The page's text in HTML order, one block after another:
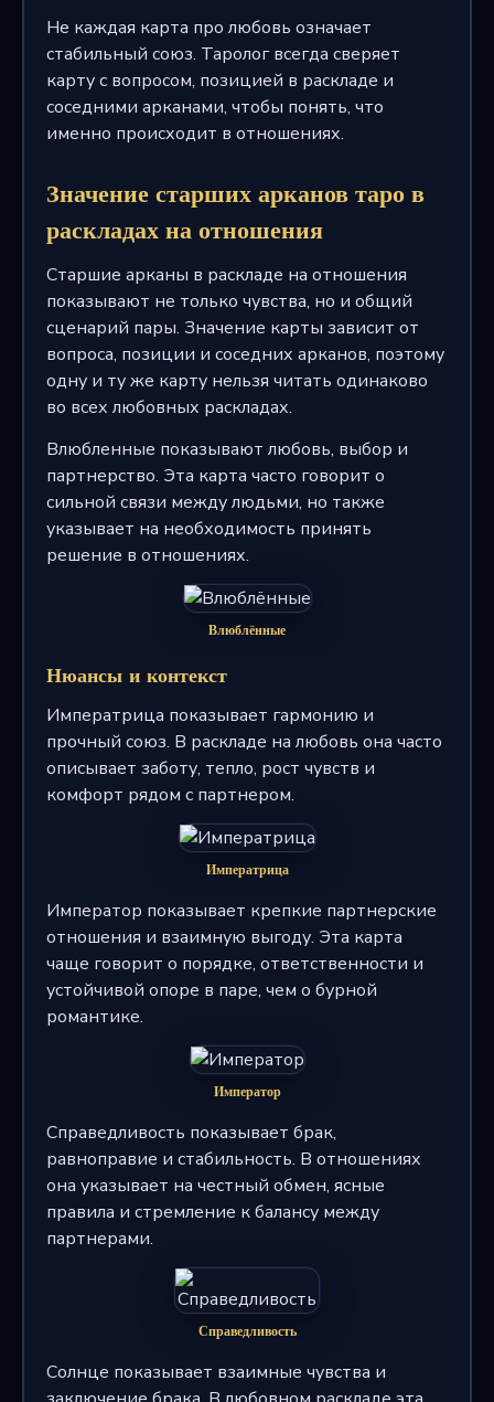
Не каждая карта про любовь означает
стабильный союз. Таролог всегда сверяет
карту с вопросом, позицией в раскладе и
соседними арканами, чтобы понять, что
именно происходит в отношениях.
Значение старших арканов таро в
раскладах на отношения
Старшие арканы в раскладе на отношения
показывают не только чувства, но и общий
сценарий пары. Значение карты зависит от
вопроса, позиции и соседних арканов, поэтому
одну и ту же карту нельзя читать одинаково
во всех любовных раскладах.
Влюбленные показывают любовь, выбор и
партнерство. Эта карта часто говорит о
сильной связи между людьми, но также
указывает на необходимость принять
решение в отношениях.
Влюблённые
Нюансы и контекст
Императрица показывает гармонию и
прочный союз. В раскладе на любовь она часто
описывает заботу, тепло, рост чувств и
комфорт рядом с партнером.
Императрица
Император показывает крепкие партнерские
отношения и взаимную выгоду. Эта карта
чаще говорит о порядке, ответственности и
устойчивой опоре в паре, чем о бурной
романтике.
Император
Справедливость показывает брак,
равноправие и стабильность. В отношениях
она указывает на честный обмен, ясные
правила и стремление к балансу между
партнерами.
Справедливость
Солнце показывает взаимные чувства и